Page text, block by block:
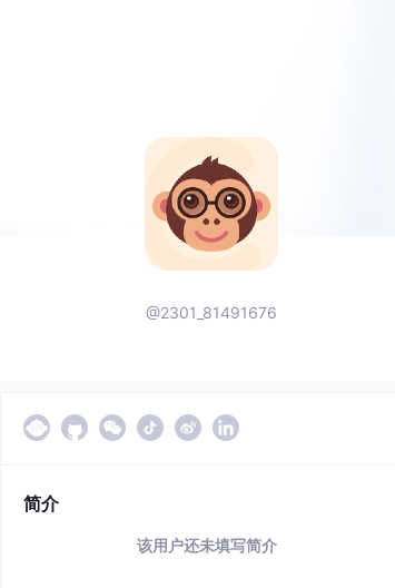
@2301_81491676
简介
该用户还未填写简介